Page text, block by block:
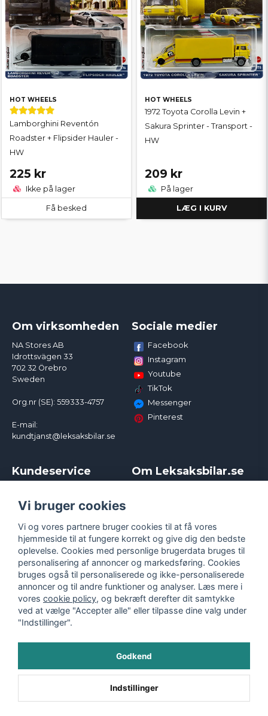
HOT WHEELS
Lamborghini Reventón
Roadster + Flipsider Hauler -
HW
225 kr
Ikke på lager
Få besked
HOT WHEELS
1972 Toyota Corolla Levin +
Sakura Sprinter - Transport -
HW
209 kr
På lager
LÆG I KURV
Om virksomheden
NA Stores AB
Idrottsvägen 33
702 32 Örebro
Sweden
Org.nr (SE): 559333-4757
E-mail:
kundtjanst@leksaksbilar.se
Sociale medier
Facebook
Instagram
Youtube
TikTok
Messenger
Pinterest
Kundeservice
Kampagner og rabatter
Reklamation
Policy chase cars
Returnera
Logga in
Om Leksaksbilar.se
Handelsbetingelser
Persondatapolitik
Cookies
Vi bruger cookies
Vi og vores partnere bruger cookies til at få vores
hjemmeside til at fungere korrekt og give dig den bedste
oplevelse. Cookies med personlige brugerdata bruges til
personalisering af annoncer og markedsføring. Cookies
bruges også til personaliserede og ikke-personaliserede
annoncer og til andre funktioner og analyser. Læs mere i
vores cookie policy, og bekræft derefter dit samtykke
ved at vælge "Accepter alle" eller tilpasse dine valg under
"Indstillinger".
Godkend
Indstillinger